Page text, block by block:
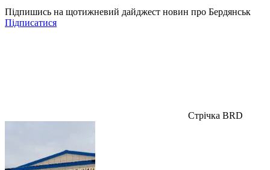
Підпишись на щотижневий дайджест новин про Бердянськ
Підписатися
Стрічка BRD